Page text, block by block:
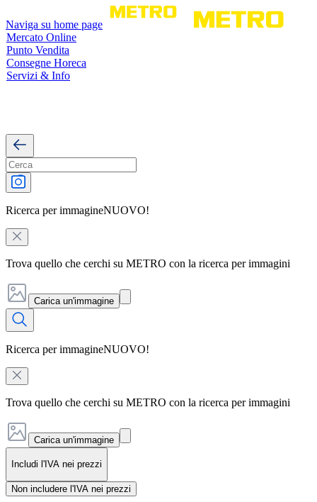
Naviga su home page
Mercato Online
Punto Vendita
Consegne Horeca
Servizi & Info
Ricerca per immagineNUOVO!
Trova quello che cerchi su METRO con la ricerca per immagini
Carica un'immagine
Ricerca per immagineNUOVO!
Trova quello che cerchi su METRO con la ricerca per immagini
Carica un'immagine
Includi l'IVA nei prezzi
Non includere l'IVA nei prezzi